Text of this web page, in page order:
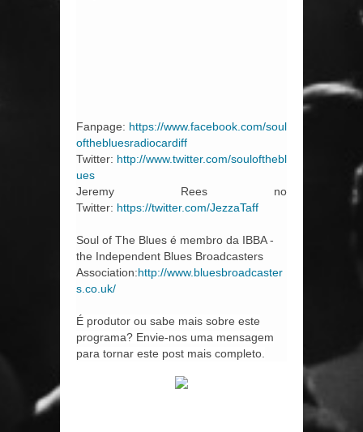
Fanpage: https://www.facebook.com/soul
ofthebluesradiocardiff
Twitter: http://www.twitter.com/soulofthebl
ues
Jeremy Rees no
Twitter: https://twitter.com/JezzaTaff
Soul of The Blues é membro da IBBA -
the Independent Blues Broadcasters
Association:http://www.bluesbroadcaster
s.co.uk/
É produtor ou sabe mais sobre este
programa? Envie-nos uma mensagem
para tornar este post mais completo.